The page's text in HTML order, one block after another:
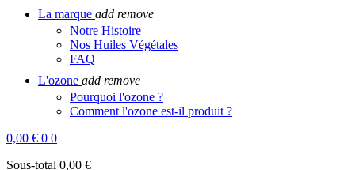
La marque add remove
Notre Histoire
Nos Huiles Végétales
FAQ
L'ozone add remove
Pourquoi l'ozone ?
Comment l'ozone est-il produit ?
0,00 € 0 0
Sous-total 0,00 €